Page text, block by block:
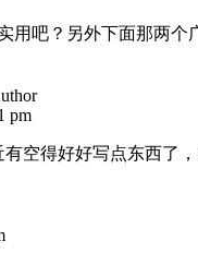
用吧？另外下面那两个
pm
空得好好写点东西了